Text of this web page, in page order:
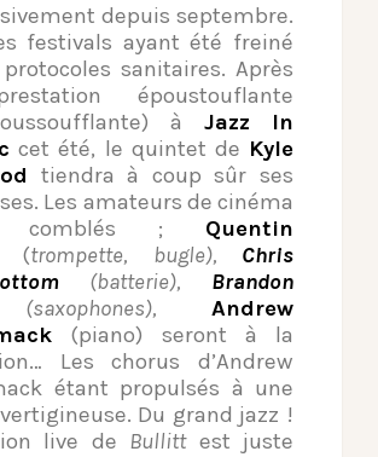
depuis septembre.
festivals ayant été freiné
sanitaires. Après
époustouflante
à Jazz In
cet été, le quintet de Kyle
tiendra à coup sûr ses
Les amateurs de cinéma
comblés ; Quentin
(trompette, bugle), Chris
(batterie), Brandon
Andrew
(piano) seront à la
… Les chorus d’Andrew
étant propulsés à une
Du grand jazz !
live de Bullittest juste